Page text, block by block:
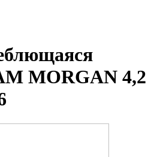
MORGAN 4,2